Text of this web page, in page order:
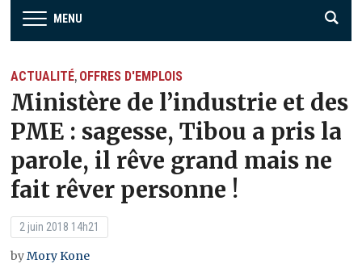
MENU
ACTUALITÉ, OFFRES D'EMPLOIS
Ministère de l’industrie et des
PME : sagesse, Tibou a pris la
parole, il rêve grand mais ne
fait rêver personne !
2 juin 2018 14h21
byMory Kone